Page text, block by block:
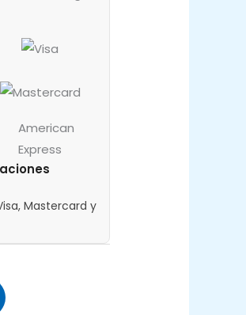
Mastercard y